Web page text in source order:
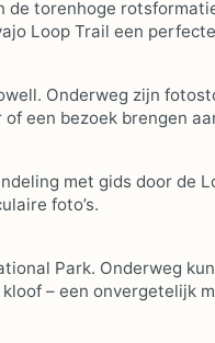
torenhoge
Loop Trail een
Onderweg zijn
een bezoek brengen
met gids door de
foto’s.
Park. Onderweg
– een onvergetelijk